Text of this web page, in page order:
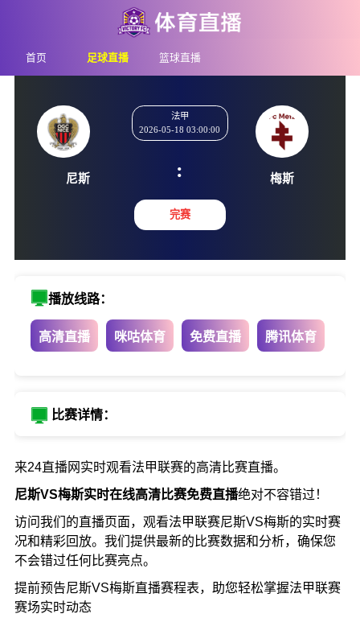
首页 足球直播 篮球直播
法甲
2026-05-18 03:00:00
:
完赛
播放线路：
高清直播 咪咕体育 免费直播 腾讯体育
比赛详情：
来24直播网实时观看法甲联赛的高清比赛直播。
尼斯VS梅斯实时在线高清比赛免费直播绝对不容错过！
访问我们的直播页面，观看法甲联赛尼斯VS梅斯的实时赛
况和精彩回放。我们提供最新的比赛数据和分析，确保您
不会错过任何比赛亮点。
提前预告尼斯VS梅斯直播赛程表，助您轻松掌握法甲联赛
赛场实时动态